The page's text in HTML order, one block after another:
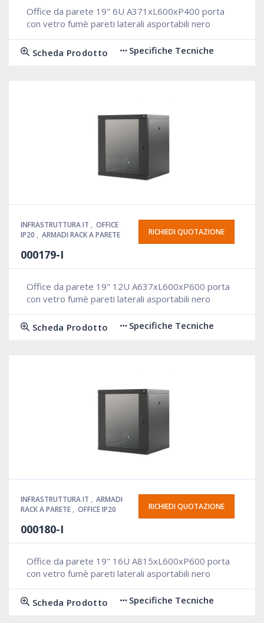
Office da parete 19" 6U A371xL600xP400 porta
con vetro fumè pareti laterali asportabili nero
Scheda Prodotto Specifiche Tecniche
INFRASTRUTTURA IT , OFFICE
IP20 , ARMADI RACK A PARETE
000179-I
RICHIEDI QUOTAZIONE
Office da parete 19" 12U A637xL600xP600 porta
con vetro fumè pareti laterali asportabili nero
Scheda Prodotto Specifiche Tecniche
INFRASTRUTTURA IT , ARMADI
RACK A PARETE , OFFICE IP20
000180-I
RICHIEDI QUOTAZIONE
Office da parete 19" 16U A815xL600xP600 porta
con vetro fumè pareti laterali asportabili nero
Scheda Prodotto Specifiche Tecniche